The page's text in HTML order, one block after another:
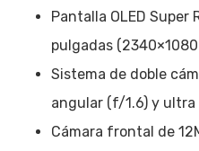
Pantalla OLED Super
pulgadas
Sistema de doble
angular (f/1.6) y
Cámara frontal de